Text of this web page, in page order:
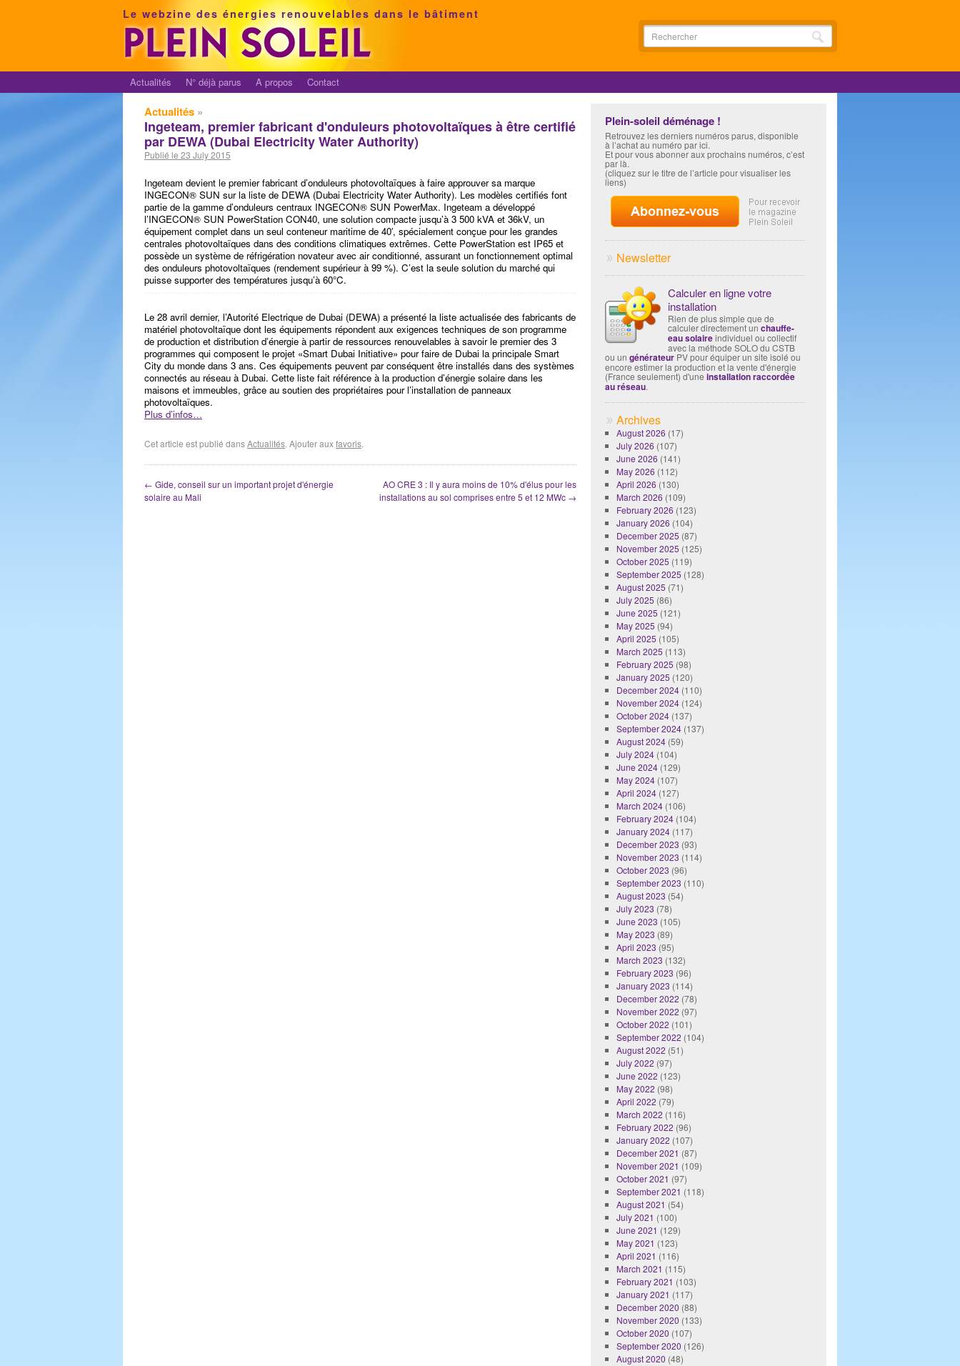
Le webzine des énergies renouvelables dans le bâtiment
Actualités N° déjà parus A propos Contact
Actualités »
Ingeteam, premier fabricant d'onduleurs photovoltaïques à être certifié
par DEWA (Dubai Electricity Water Authority)
Publié le 23 July 2015
Ingeteam devient le premier fabricant d’onduleurs photovoltaïques à faire approuver sa marque
INGECON® SUN sur la liste de DEWA (Dubai Electricity Water Authority). Les modèles certifiés font
partie de la gamme d’onduleurs centraux INGECON® SUN PowerMax. Ingeteam a développé
l’INGECON® SUN PowerStation CON40, une solution compacte jusqu’à 3 500 kVA et 36kV, un
équipement complet dans un seul conteneur maritime de 40′, spécialement conçue pour les grandes
centrales photovoltaïques dans des conditions climatiques extrêmes. Cette PowerStation est IP65 et
possède un système de réfrigération novateur avec air conditionné, assurant un fonctionnement optimal
des onduleurs photovoltaïques (rendement supérieur à 99 %). C’est la seule solution du marché qui
puisse supporter des températures jusqu’à 60°C.
Le 28 avril dernier, l’Autorité Electrique de Dubai (DEWA) a présenté la liste actualisée des fabricants de
matériel photovoltaïque dont les équipements répondent aux exigences techniques de son programme
de production et distribution d’énergie à partir de ressources renouvelables à savoir le premier des 3
programmes qui composent le projet «Smart Dubai Initiative» pour faire de Dubai la principale Smart
City du monde dans 3 ans. Ces équipements peuvent par conséquent être installés dans des systèmes
connectés au réseau à Dubai. Cette liste fait référence à la production d’énergie solaire dans les
maisons et immeubles, grâce au soutien des propriétaires pour l’installation de panneaux
photovoltaïques.
Plus d’infos…
Cet article est publié dansActualités. Ajouter auxfavoris.
← Gide, conseil sur un important projet d'énergie
solaire au Mali
AO CRE 3 : Il y aura moins de 10% d'élus pour les
installations au sol comprises entre 5 et 12 MWc →
Plein-soleil déménage !
Retrouvez les derniers numéros parus, disponible
à l’achat au numéro par ici.
Et pour vous abonner aux prochains numéros, c’est
par là.
(cliquez sur le titre de l’article pour visualiser les
liens)
Newsletter
Calculer en ligne votre
installation
Rien de plus simple que de
calculer directement un chauffe-
eau solaireindividuel ou collectif
avec la méthode SOLO du CSTB
ou un générateur PV pour équiper un site isolé ou
encore estimer la production et la vente d'énergie
(France seulement) d'une installation raccordée
au réseau.
Archives
August 2026 (17)
July 2026 (107)
June 2026 (141)
May 2026 (112)
April 2026 (130)
March 2026 (109)
February 2026 (123)
January 2026 (104)
December 2025 (87)
November 2025 (125)
October 2025 (119)
September 2025 (128)
August 2025 (71)
July 2025 (86)
June 2025 (121)
May 2025 (94)
April 2025 (105)
March 2025 (113)
February 2025 (98)
January 2025 (120)
December 2024(110)
November 2024(124)
October 2024(137)
September 2024(137)
August 2024(59)
July 2024(104)
June 2024(129)
May 2024(107)
April 2024(127)
March 2024(106)
February 2024(104)
January 2024(117)
December 2023 (93)
November 2023 (114)
October 2023 (96)
September 2023 (110)
August 2023 (54)
July 2023 (78)
June 2023 (105)
May 2023 (89)
April 2023 (95)
March 2023 (132)
February 2023 (96)
January 2023 (114)
December 2022 (78)
November 2022 (97)
October 2022 (101)
September 2022 (104)
August 2022 (51)
July 2022 (97)
June 2022 (123)
May 2022 (98)
April 2022 (79)
March 2022 (116)
February 2022 (96)
January 2022 (107)
December 2021 (87)
November 2021 (109)
October 2021 (97)
September 2021 (118)
August 2021 (54)
July 2021 (100)
June 2021 (129)
May 2021 (123)
April 2021 (116)
March 2021 (115)
February 2021 (103)
January 2021 (117)
December 2020 (88)
November 2020 (133)
October 2020 (107)
September 2020 (126)
August 2020 (48)